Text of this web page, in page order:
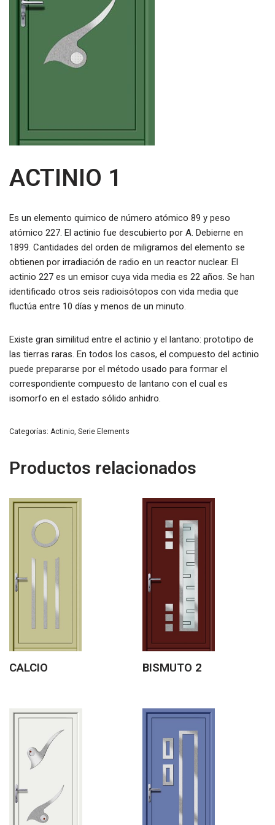
ACTINIO 1
Es un elemento quimico de número atómico 89 y peso
atómico 227. El actinio fue descubierto por A. Debierne en
1899. Cantidades del orden de miligramos del elemento se
obtienen por irradiación de radio en un reactor nuclear. El
actinio 227 es un emisor cuya vida media es 22 años. Se han
identificado otros seis radioisótopos con vida media que
fluctúa entre 10 días y menos de un minuto.
Existe gran similitud entre el actinio y el lantano: prototipo de
las tierras raras. En todos los casos, el compuesto del actinio
puede prepararse por el método usado para formar el
correspondiente compuesto de lantano con el cual es
isomorfo en el estado sólido anhidro.
Categorías: Actinio, Serie Elements
Productos relacionados
CALCIO BISMUTO 2